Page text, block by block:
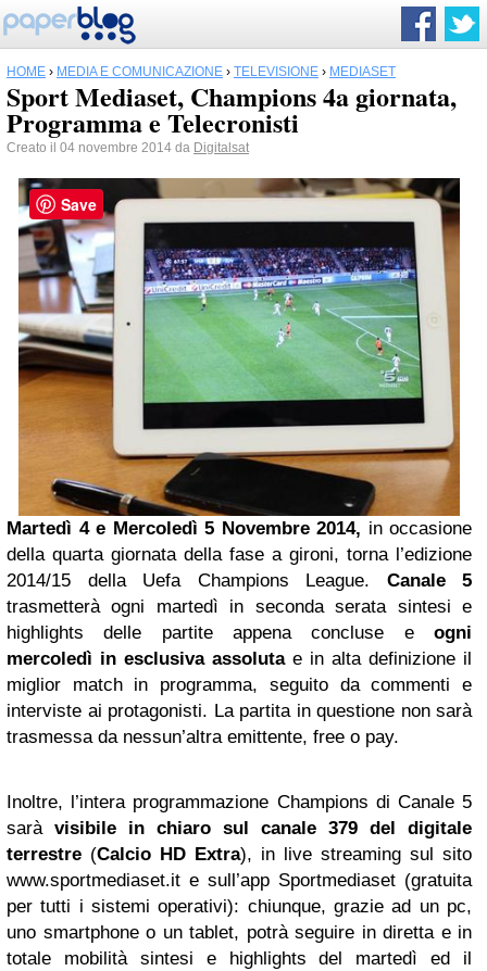
HOME › MEDIA E COMUNICAZIONE › TELEVISIONE › MEDIASET
Sport Mediaset, Champions 4a giornata,
Programma e Telecronisti
Creato il 04 novembre 2014 da Digitalsat
Martedì 4 e Mercoledì 5 Novembre 2014, in occasione
della quarta giornata della fase a gironi, torna l’edizione
2014/15 della Uefa Champions League. Canale 5
trasmetterà ogni martedì in seconda serata sintesi e
highlights delle partite appena concluse e ogni
mercoledì in esclusiva assoluta e in alta definizione il
miglior match in programma, seguito da commenti e
interviste ai protagonisti. La partita in questione non sarà
trasmessa da nessun’altra emittente, free o pay.
Inoltre, l’intera programmazione Champions di Canale 5
sarà visibile in chiaro sul canale 379 del digitale
terrestre (Calcio HD Extra), in live streaming sul sito
www.sportmediaset.it e sull’app Sportmediaset (gratuita
per tutti i sistemi operativi): chiunque, grazie ad un pc,
uno smartphone o un tablet, potrà seguire in diretta e in
totale mobilità sintesi e highlights del martedì ed il
Save